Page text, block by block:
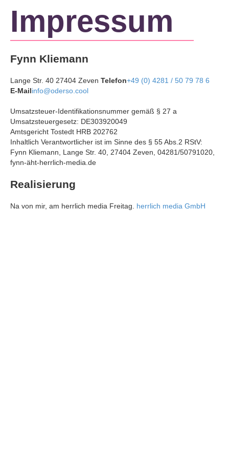
Impressum
Fynn Kliemann
Lange Str. 40 27404 Zeven Telefon+49 (0) 4281 / 50 79 78 6
E-Mailinfo@oderso.cool
Umsatzsteuer-Identifikationsnummer gemäß § 27 a
Umsatzsteuergesetz: DE303920049
Amtsgericht Tostedt HRB 202762
Inhaltlich Verantwortlicher ist im Sinne des § 55 Abs.2 RStV:
Fynn Kliemann, Lange Str. 40, 27404 Zeven, 04281/50791020,
fynn-äht-herrlich-media.de
Realisierung
Na von mir, am herrlich media Freitag. herrlich media GmbH